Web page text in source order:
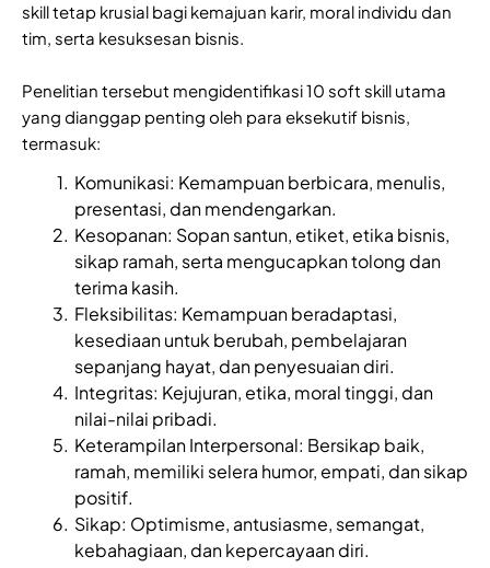
skill tetap krusial bagi kemajuan karir, moral individu dan
tim, serta kesuksesan bisnis.
Penelitian tersebut mengidentifikasi 10 soft skill utama
yang dianggap penting oleh para eksekutif bisnis,
termasuk:
Komunikasi: Kemampuan berbicara, menulis,
presentasi, dan mendengarkan.
Kesopanan: Sopan santun, etiket, etika bisnis,
sikap ramah, serta mengucapkan tolong dan
terima kasih.
Fleksibilitas: Kemampuan beradaptasi,
kesediaan untuk berubah, pembelajaran
sepanjang hayat, dan penyesuaian diri.
Integritas: Kejujuran, etika, moral tinggi, dan
nilai-nilai pribadi.
Keterampilan Interpersonal: Bersikap baik,
ramah, memiliki selera humor, empati, dan sikap
positif.
Sikap: Optimisme, antusiasme, semangat,
kebahagiaan, dan kepercayaan diri.